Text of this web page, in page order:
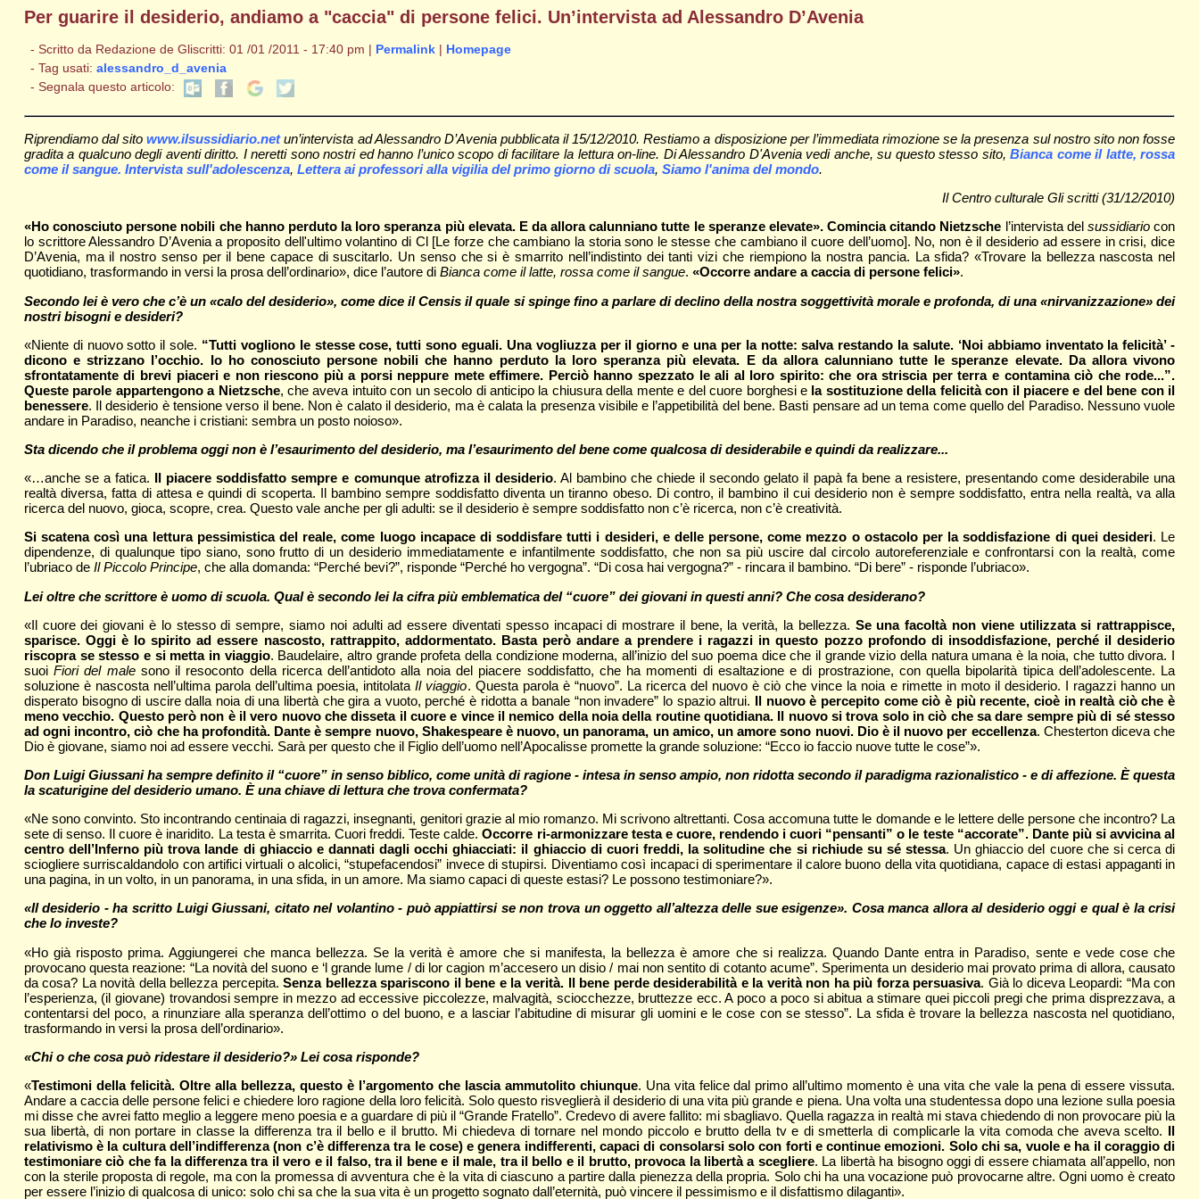
Per guarire il desiderio, andiamo a "caccia" di persone felici. Un’intervista ad Alessandro D’Avenia
- Scritto da Redazione de Gliscritti: 01 /01 /2011 - 17:40 pm | Permalink| Homepage
- Tag usati: alessandro_d_avenia
- Segnala questo articolo:
Riprendiamo dal sitowww.ilsussidiario.netun’intervista ad Alessandro D’Avenia pubblicata il 15/12/2010. Restiamo a disposizione per l’immediata rimozione se la presenza sul nostro sito non fosse
gradita a qualcuno degli aventi diritto. I neretti sono nostri ed hanno l’unico scopo di facilitare la lettura on-line. Di Alessandro D'Avenia vedi anche, su questo stesso sito,Bianca come il latte, rossa
come il sangue. Intervista sull'adolescenza, Lettera ai professori alla vigilia del primo giorno di scuola, Siamo l'anima del mondo.
Il Centro culturale Gli scritti (31/12/2010)
«Ho conosciuto persone nobili che hanno perduto la loro speranza più elevata. E da allora calunniano tutte le speranze elevate». Comincia citando Nietzsche l’intervista del sussidiariocon
lo scrittore Alessandro D’Avenia a proposito dell'ultimo volantino di Cl [Le forze che cambiano la storia sono le stesse che cambiano il cuore dell’uomo]. No, non è il desiderio ad essere in crisi, dice
D’Avenia, ma il nostro senso per il bene capace di suscitarlo. Un senso che si è smarrito nell’indistinto dei tanti vizi che riempiono la nostra pancia. La sfida? «Trovare la bellezza nascosta nel
quotidiano, trasformando in versi la prosa dell’ordinario», dice l’autore di Bianca come il latte, rossa come il sangue. «Occorre andare a caccia di persone felici».
Secondo lei è vero che c’è un «calo del desiderio», come dice il Censis il quale si spinge fino a parlare di declino della nostra soggettività morale e profonda, di una «nirvanizzazione» dei
nostri bisogni e desideri?
«Niente di nuovo sotto il sole. “Tutti vogliono le stesse cose, tutti sono eguali. Una vogliuzza per il giorno e una per la notte: salva restando la salute. ‘Noi abbiamo inventato la felicità’ -
dicono e strizzano l’occhio. Io ho conosciuto persone nobili che hanno perduto la loro speranza più elevata. E da allora calunniano tutte le speranze elevate. Da allora vivono
sfrontatamente di brevi piaceri e non riescono più a porsi neppure mete effimere. Perciò hanno spezzato le ali al loro spirito: che ora striscia per terra e contamina ciò che rode...”.
Queste parole appartengono a Nietzsche, che aveva intuito con un secolo di anticipo la chiusura della mente e del cuore borghesi e la sostituzione della felicità con il piacere e del bene con il
benessere. Il desiderio è tensione verso il bene. Non è calato il desiderio, ma è calata la presenza visibile e l’appetibilità del bene. Basti pensare ad un tema come quello del Paradiso. Nessuno vuole
andare in Paradiso, neanche i cristiani: sembra un posto noioso».
Sta dicendo che il problema oggi non è l’esaurimento del desiderio, ma l’esaurimento del bene come qualcosa di desiderabile e quindi da realizzare...
«…anche se a fatica. Il piacere soddisfatto sempre e comunque atrofizza il desiderio. Al bambino che chiede il secondo gelato il papà fa bene a resistere, presentando come desiderabile una
realtà diversa, fatta di attesa e quindi di scoperta. Il bambino sempre soddisfatto diventa un tiranno obeso. Di contro, il bambino il cui desiderio non è sempre soddisfatto, entra nella realtà, va alla
ricerca del nuovo, gioca, scopre, crea. Questo vale anche per gli adulti: se il desiderio è sempre soddisfatto non c’è ricerca, non c’è creatività.
Si scatena così una lettura pessimistica del reale, come luogo incapace di soddisfare tutti i desideri, e delle persone, come mezzo o ostacolo per la soddisfazione di quei desideri. Le
dipendenze, di qualunque tipo siano, sono frutto di un desiderio immediatamente e infantilmente soddisfatto, che non sa più uscire dal circolo autoreferenziale e confrontarsi con la realtà, come
l’ubriaco de Il Piccolo Principe, che alla domanda: “Perché bevi?”, risponde “Perché ho vergogna”. “Di cosa hai vergogna?” - rincara il bambino. “Di bere” - risponde l’ubriaco».
Lei oltre che scrittore è uomo di scuola. Qual è secondo lei la cifra più emblematica del “cuore” dei giovani in questi anni? Che cosa desiderano?
«Il cuore dei giovani è lo stesso di sempre, siamo noi adulti ad essere diventati spesso incapaci di mostrare il bene, la verità, la bellezza. Se una facoltà non viene utilizzata si rattrappisce,
sparisce. Oggi è lo spirito ad essere nascosto, rattrappito, addormentato. Basta però andare a prendere i ragazzi in questo pozzo profondo di insoddisfazione, perché il desiderio
riscopra se stesso e si metta in viaggio. Baudelaire, altro grande profeta della condizione moderna, all’inizio del suo poema dice che il grande vizio della natura umana è la noia, che tutto divora. I
suoiFiori del malesono il resoconto della ricerca dell’antidoto alla noia del piacere soddisfatto, che ha momenti di esaltazione e di prostrazione, con quella bipolarità tipica dell’adolescente. La
soluzione è nascosta nell’ultima parola dell’ultima poesia, intitolataIl viaggio. Questa parola è “nuovo”. La ricerca del nuovo è ciò che vince la noia e rimette in moto il desiderio. I ragazzi hanno un
disperato bisogno di uscire dalla noia di una libertà che gira a vuoto, perché è ridotta a banale “non invadere” lo spazio altrui. Il nuovo è percepito come ciò è più recente, cioè in realtà ciò che è
meno vecchio. Questo però non è il vero nuovo che disseta il cuore e vince il nemico della noia della routine quotidiana. Il nuovo si trova solo in ciò che sa dare sempre più di sé stesso
ad ogni incontro, ciò che ha profondità. Dante è sempre nuovo, Shakespeare è nuovo, un panorama, un amico, un amore sono nuovi. Dio è il nuovo per eccellenza. Chesterton diceva che
Dio è giovane, siamo noi ad essere vecchi. Sarà per questo che il Figlio dell’uomo nell’Apocalisse promette la grande soluzione: “Ecco io faccio nuove tutte le cose”».
Don Luigi Giussani ha sempre definito il “cuore” in senso biblico, come unità di ragione - intesa in senso ampio, non ridotta secondo il paradigma razionalistico - e di affezione. È questa
la scaturigine del desiderio umano. È una chiave di lettura che trova confermata?
«Ne sono convinto. Sto incontrando centinaia di ragazzi, insegnanti, genitori grazie al mio romanzo. Mi scrivono altrettanti. Cosa accomuna tutte le domande e le lettere delle persone che incontro? La
sete di senso. Il cuore è inaridito. La testa è smarrita. Cuori freddi. Teste calde.Occorre ri-armonizzare testa e cuore, rendendo i cuori “pensanti” o le teste “accorate”. Dante più si avvicina al
centro dell’Inferno più trova lande di ghiaccio e dannati dagli occhi ghiacciati: il ghiaccio di cuori freddi, la solitudine che si richiude su sé stessa. Un ghiaccio del cuore che si cerca di
sciogliere surriscaldandolo con artifici virtuali o alcolici, “stupefacendosi” invece di stupirsi. Diventiamo così incapaci di sperimentare il calore buono della vita quotidiana, capace di estasi appaganti in
una pagina, in un volto, in un panorama, in una sfida, in un amore. Ma siamo capaci di queste estasi? Le possono testimoniare?».
«Il desiderio - ha scritto Luigi Giussani, citato nel volantino - può appiattirsi se non trova un oggetto all’altezza delle sue esigenze». Cosa manca allora al desiderio oggi e qual è la crisi
che lo investe?
«Ho già risposto prima. Aggiungerei che manca bellezza. Se la verità è amore che si manifesta, la bellezza è amore che si realizza. Quando Dante entra in Paradiso, sente e vede cose che
provocano questa reazione: “La novità del suono e ‘l grande lume / di lor cagion m’accesero un disio / mai non sentito di cotanto acume”. Sperimenta un desiderio mai provato prima di allora, causato
da cosa? La novità della bellezza percepita.Senza bellezza spariscono il bene e la verità. Il bene perde desiderabilità e la verità non ha più forza persuasiva. Già lo diceva Leopardi: “Ma con
l’esperienza, (il giovane) trovandosi sempre in mezzo ad eccessive piccolezze, malvagità, sciocchezze, bruttezze ecc. A poco a poco si abitua a stimare quei piccoli pregi che prima disprezzava, a
contentarsi del poco, a rinunziare alla speranza dell’ottimo o del buono, e a lasciar l’abitudine di misurar gli uomini e le cose con se stesso”. La sfida è trovare la bellezza nascosta nel quotidiano,
trasformando in versi la prosa dell’ordinario».
«Chi o che cosa può ridestare il desiderio?» Lei cosa risponde?
«Testimoni della felicità. Oltre alla bellezza, questo è l’argomento che lascia ammutolito chiunque. Una vita felice dal primo all’ultimo momento è una vita che vale la pena di essere vissuta.
Andare a caccia delle persone felici e chiedere loro ragione della loro felicità. Solo questo risveglierà il desiderio di una vita più grande e piena. Una volta una studentessa dopo una lezione sulla poesia
mi disse che avrei fatto meglio a leggere meno poesia e a guardare di più il “Grande Fratello”. Credevo di avere fallito: mi sbagliavo. Quella ragazza in realtà mi stava chiedendo di non provocare più la
sua libertà, di non portare in classe la differenza tra il bello e il brutto. Mi chiedeva di tornare nel mondo piccolo e brutto della tv e di smetterla di complicarle la vita comoda che aveva scelto. Il
relativismo è la cultura dell’indifferenza (non c’è differenza tra le cose) e genera indifferenti, capaci di consolarsi solo con forti e continue emozioni. Solo chi sa, vuole e ha il coraggio di
testimoniare ciò che fa la differenza tra il vero e il falso, tra il bene e il male, tra il bello e il brutto, provoca la libertà a scegliere. La libertà ha bisogno oggi di essere chiamata all’appello, non
con la sterile proposta di regole, ma con la promessa di avventura che è la vita di ciascuno a partire dalla pienezza della propria. Solo chi ha una vocazione può provocarne altre. Ogni uomo è creato
per essere l’inizio di qualcosa di unico: solo chi sa che la sua vita è un progetto sognato dall’eternità, può vincere il pessimismo e il disfattismo dilaganti».